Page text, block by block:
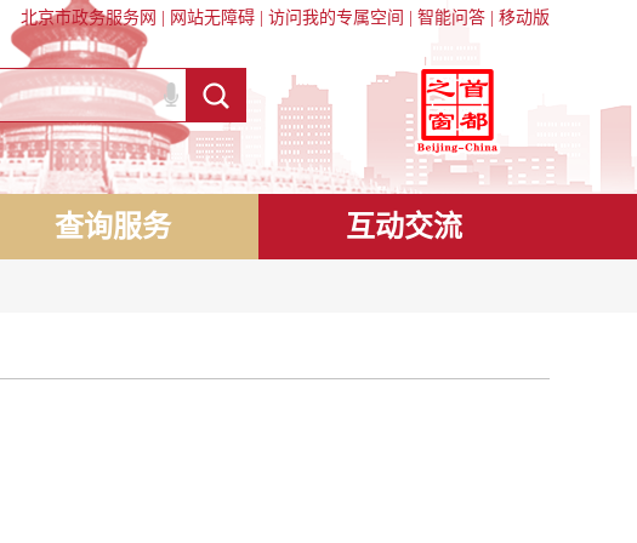
北京市政务服务网 网站无障碍 访问我的专属空间 智能问答 移动版
查询服务 互动交流